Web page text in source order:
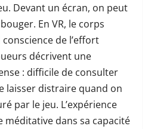
Devant un écran, on peut
En VR, le corps
de l’effort
décrivent une
: difficile de consulter
laisser distraire quand on
par le jeu. L’expérience
méditative dans sa capacité